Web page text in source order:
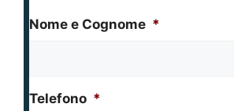
Nome e Cognome *
Telefono *